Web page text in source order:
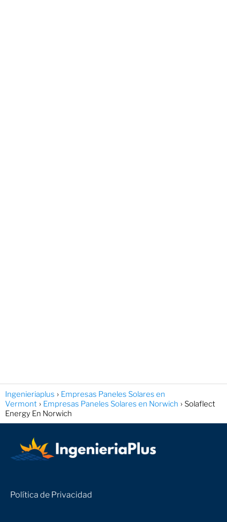
Ingenieriaplus
Empresas Paneles Solares en
Vermont
Empresas Paneles Solares en Norwich
Solaflect
Energy En Norwich
Política de Privacidad